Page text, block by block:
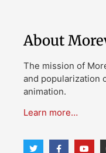
About
The mission of
and popularization
animation.
Learn more…